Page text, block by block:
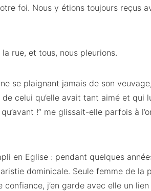
foi. Nous y étions toujours reçus
rue, et tous, nous pleurions.
se plaignant jamais de son
celui qu’elle avait tant aimé et qui
!” me glissait-elle parfois à
en Eglise : pendant quelques
dominicale. Seule femme de la
j’en garde avec elle un